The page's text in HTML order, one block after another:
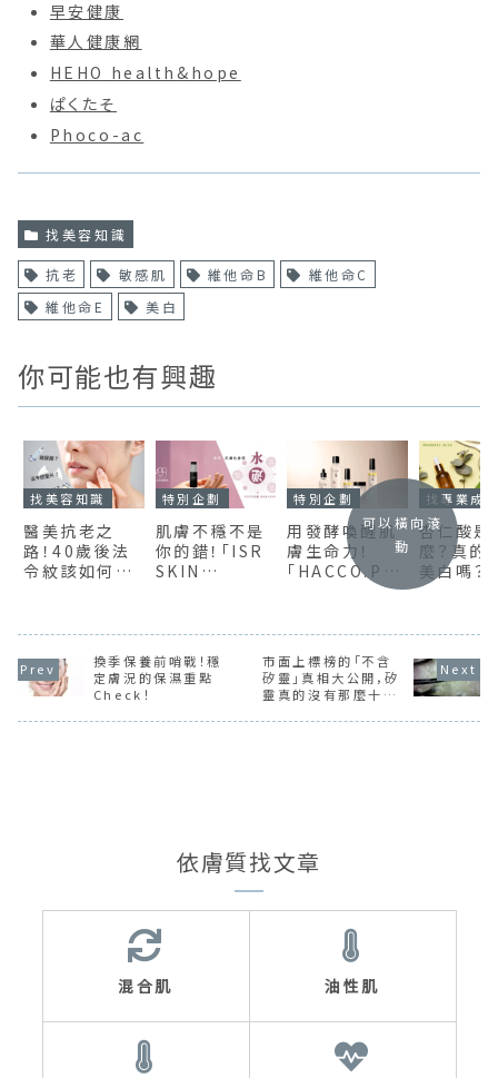
早安健康
華人健康網
HEHO health&hope
ぱくたそ
Phoco-ac
找美容知識
抗老 敏感肌 維他命B
維他命C
維他命E
美白
你可能也有興趣
找美容知識
醫美抗老之
路！40歲後法
令紋該如何保
令紋墊片(貴族
手術)要如何選
擇？
特別企劃
肌膚不穩不是
你的錯！「ISR
SKIN
健康肌底
特別企劃
用發酵喚醒肌
膚生命力！
「HACCO.PA
NDA」5款熱門
找專業成
杏仁酸是
麼？真的
美白嗎？
效、濃度
次搞懂
可以橫向滾
動
換季保養前哨戰！穩
定膚況的保濕重點
Check！
市面上標榜的「不含
矽靈」真相大公開，矽
靈真的沒有那麼十惡
依膚質找文章
混合肌 油性肌